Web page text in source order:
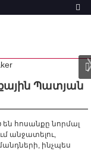
Պատյան
հոսանքը նորմալ
անջատելու,
ինչպես